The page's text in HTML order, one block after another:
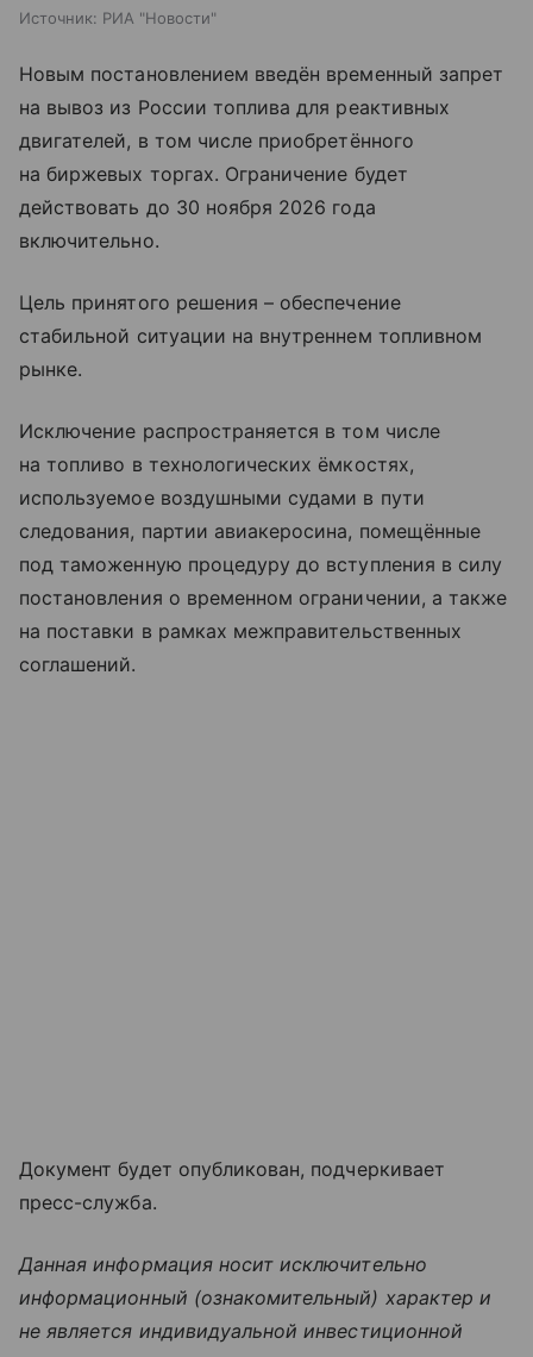
Источник: РИА "Новости"
Новым постановлением введён временный запрет
на вывоз из России топлива для реактивных
двигателей, в том числе приобретённого
на биржевых торгах. Ограничение будет
действовать до 30 ноября 2026 года
включительно.
Цель принятого решения – обеспечение
стабильной ситуации на внутреннем топливном
рынке.
Исключение распространяется в том числе
на топливо в технологических ёмкостях,
используемое воздушными судами в пути
следования, партии авиакеросина, помещённые
под таможенную процедуру до вступления в силу
постановления о временном ограничении, а также
на поставки в рамках межправительственных
соглашений.
Документ будет опубликован, подчеркивает
пресс-служба.
Данная информация носит исключительно
информационный (ознакомительный) характер и
не является индивидуальной инвестиционной